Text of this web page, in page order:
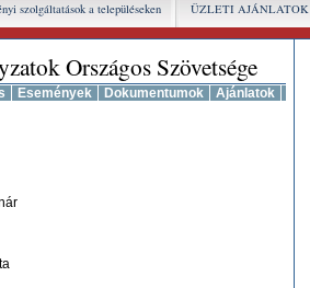
szolgáltatások a településeken ÜZLETI AJÁNLATOK
Országos Szövetsége
Események Dokumentumok Ajánlatok